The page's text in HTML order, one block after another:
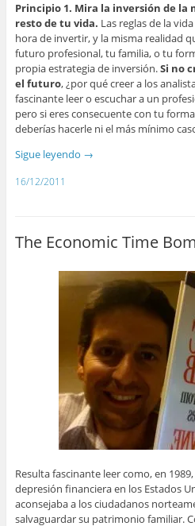
Principio 1. Mira la inversión de la
resto de tu vida. Las reglas de la
hora de invertir, y la misma realidad
futuro profesional, tu familia, o tu
propia estrategia de inversión.Si no
el futuro, ¿por qué creer a los
fascinante leer o escuchar a un
pero si eres consecuente con tu
deberías hacerle ni el más mínimo
Sigue leyendo →
16/12/2011
The Economic Time
Resulta fascinante leer como, en
depresión financiera en los Estados
aconsejaba a los ciudadanos
salvaguardar su patrimonio familiar.